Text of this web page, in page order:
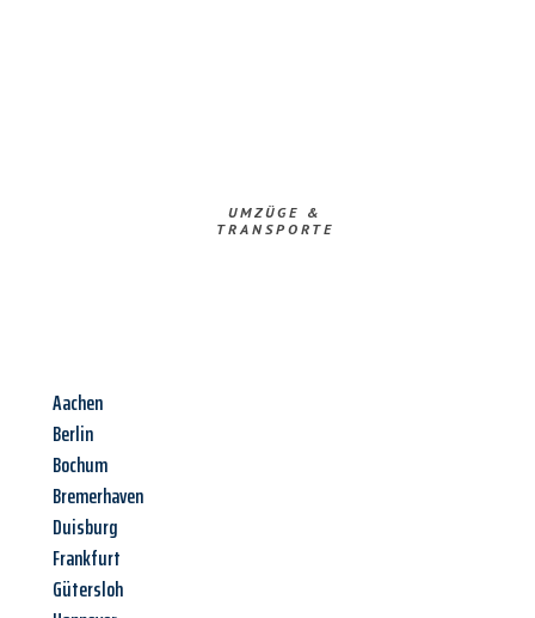
UMZÜGE &
TRANSPORTE
Aachen
Berlin
Bochum
Bremerhaven
Duisburg
Frankfurt
Gütersloh